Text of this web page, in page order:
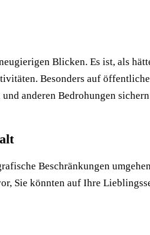
Blicken. Es ist, als
Besonders auf
anderen Bedrohungen
Beschränkungen
Sie könnten auf Ihre